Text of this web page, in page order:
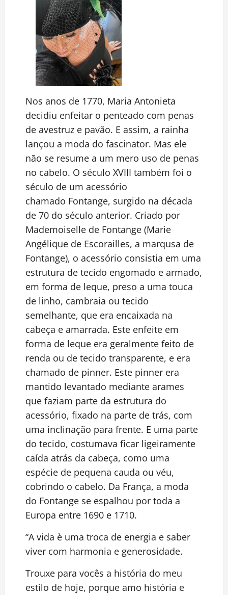
Nos anos de 1770, Maria Antonieta
decidiu enfeitar o penteado com penas
de avestruz e pavão. E assim, a rainha
lançou a moda do fascinator. Mas ele
não se resume a um mero uso de penas
no cabelo. O século XVIII também foi o
século de um acessório
chamado Fontange, surgido na década
de 70 do século anterior. Criado por
Mademoiselle de Fontange (Marie
Angélique de Escorailles, a marqusa de
Fontange), o acessório consistia em uma
estrutura de tecido engomado e armado,
em forma de leque, preso a uma touca
de linho, cambraia ou tecido
semelhante, que era encaixada na
cabeça e amarrada. Este enfeite em
forma de leque era geralmente feito de
renda ou de tecido transparente, e era
chamado de pinner. Este pinner era
mantido levantado mediante arames
que faziam parte da estrutura do
acessório, fixado na parte de trás, com
uma inclinação para frente. E uma parte
do tecido, costumava ficar ligeiramente
caída atrás da cabeça, como uma
espécie de pequena cauda ou véu,
cobrindo o cabelo. Da França, a moda
do Fontange se espalhou por toda a
Europa entre 1690 e 1710.
“A vida è uma troca de energia e saber
viver com harmonia e generosidade.
Trouxe para vocês a história do meu
estilo de hoje, porque amo história e